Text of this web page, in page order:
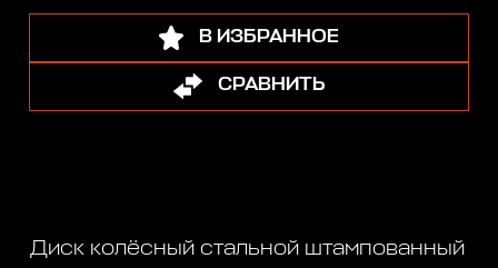
В ИЗБРАННОЕ
СРАВНИТЬ
Диск колёсный стальной штампованный